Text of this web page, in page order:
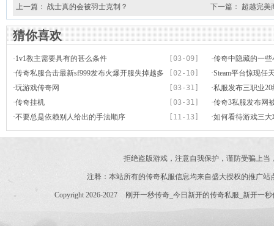
上一篇： 战士真的会被羽士克制？ 下一篇： 超越完美
猜你喜欢
[03-09]
·1v1教主需要具有的甚么条件 ·传奇中隐藏的一
[02-10]
·传奇私服合击最新sf999发布火爆开服失掉越多
酬劳
·Steam平台惊现任
[03-31]
·玩游戏传奇网 ·私服发布三职业
是回想
[03-31]
·传奇挂机 ·传奇3私服发布网
龙骨戒
[11-13]
·不要总是依赖别人给出的手法顺序 ·如何看待游戏三
拒绝盗版游戏，注意自我保护，谨防受骗上
注释：本站所有的传奇私服信息均来自盛大授权的推广
Copyright 2026-2027 刚开一秒传奇_今日新开的传奇私服_新开一